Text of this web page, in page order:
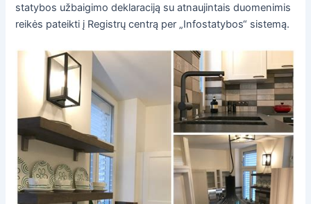
statybos užbaigimo deklaraciją su atnaujintais duomenimis
reikės pateikti į Registrų centrą per „Infostatybos“ sistemą.